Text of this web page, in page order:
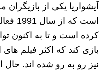
آیشواریا یکی از
است
کرده است و تا به اکنون
بازی کند که اکثر فیلم‌
نیز رو به‌ رو شده اند.